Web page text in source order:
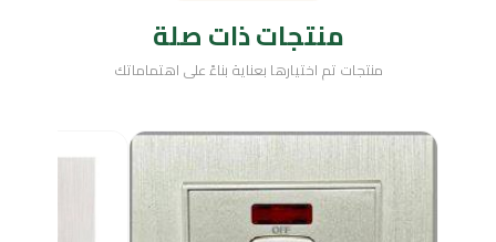
منتجات ذات صلة
منتجات تم اختيارها بعناية بناءً على اهتماماتك